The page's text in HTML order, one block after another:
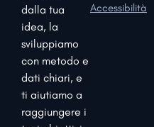
dalla tua
idea, la
sviluppiamo
con metodo e
dati chiari, e
ti aiutiamo a
raggiungere i
Accessibilità